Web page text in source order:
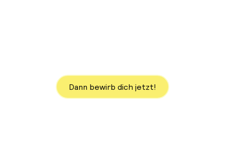
Dann bewirb dich jetzt!